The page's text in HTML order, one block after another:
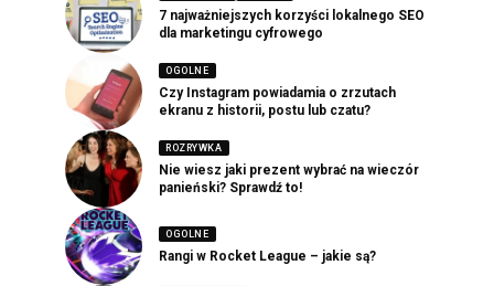
7 najważniejszych korzyści lokalnego SEO
dla marketingu cyfrowego
OGOLNE
Czy Instagram powiadamia o zrzutach
ekranu z historii, postu lub czatu?
ROZRYWKA
Nie wiesz jaki prezent wybrać na wieczór
panieński? Sprawdź to!
OGOLNE
Rangi w Rocket League – jakie są?